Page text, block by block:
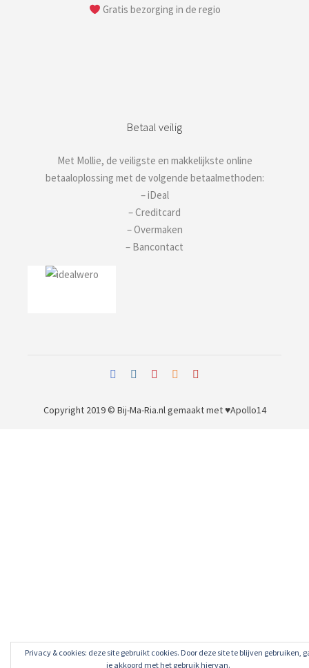
Gratis bezorging in de regio
Betaal veilig
Met Mollie, de veiligste en makkelijkste online
betaaloplossing met de volgende betaalmethoden:
– iDeal
– Creditcard
– Overmaken
– Bancontact
Privacy & cookies: deze site gebruikt cookies. Door deze site te blijven gebruiken,
je akkoord met het gebruik hiervan.
Copyright 2019 © Bij-Ma-Ria.nlgemaakt met ♥Apollo14